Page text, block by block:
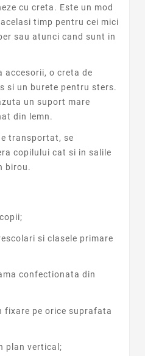
cu creta. Este un mod
timp pentru cei mici
sau atunci cand sunt in
accesorii, o creta de
si un burete pentru sters.
un suport mare
din lemn.
transportat, se
copilului cat si in salile
birou.
si clasele primare
confectionata din
fixare pe orice suprafata
plan vertical;